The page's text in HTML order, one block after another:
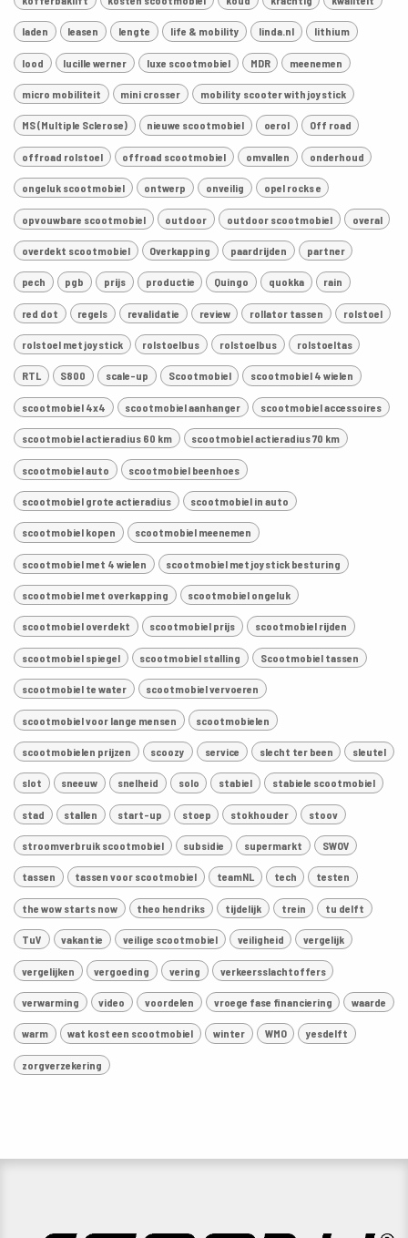
laden leasen lengte life & mobility linda.nl lithium
lood lucille werner luxe scootmobiel MDR meenemen
micro mobiliteit mini crosser mobility scooter with joystick
MS (Multiple Sclerose) nieuwe scootmobiel oerol Off road
offroad rolstoel offroad scootmobiel omvallen onderhoud
ongeluk scootmobiel ontwerp onveilig opel rocks e
opvouwbare scootmobiel outdoor outdoor scootmobiel overal
overdekt scootmobiel Overkapping paardrijden partner
pech pgb prijs productie Quingo quokka rain
red dot regels revalidatie review rollator tassen rolstoel
rolstoel met joystick rolstoelbus rolstoelbus rolstoeltas
RTL S800 scale-up Scootmobiel scootmobiel 4 wielen
scootmobiel 4x4 scootmobiel aanhanger scootmobiel accessoires
scootmobiel actieradius 60 km scootmobiel actieradius 70 km
scootmobiel auto scootmobiel beenhoes
scootmobiel grote actieradius scootmobiel in auto
scootmobiel kopen scootmobiel meenemen
scootmobiel met 4 wielen scootmobiel met joystick besturing
scootmobiel met overkapping scootmobiel ongeluk
scootmobiel overdekt scootmobiel prijs scootmobiel rijden
scootmobiel spiegel scootmobiel stalling Scootmobiel tassen
scootmobiel te water scootmobiel vervoeren
scootmobiel voor lange mensen scootmobielen
scootmobielen prijzen scoozy service slecht ter been sleutel
slot sneeuw snelheid solo stabiel stabiele scootmobiel
stad stallen start-up stoep stokhouder stoov
stroomverbruik scootmobiel subsidie supermarkt SWOV
tassen tassen voor scootmobiel teamNL tech testen
the wow starts now theo hendriks tijdelijk trein tu delft
TuV vakantie veilige scootmobiel veiligheid vergelijk
vergelijken vergoeding vering verkeersslachtoffers
verwarming video voordelen vroege fase financiering waarde
warm wat kost een scootmobiel winter WMO yesdelft
zorgverzekering